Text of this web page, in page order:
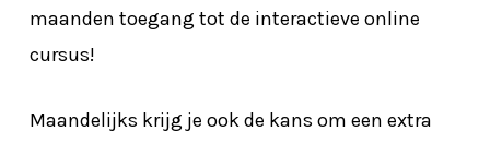
maanden toegang tot de interactieve online
cursus!
Maandelijks krijg je ook de kans om een extra